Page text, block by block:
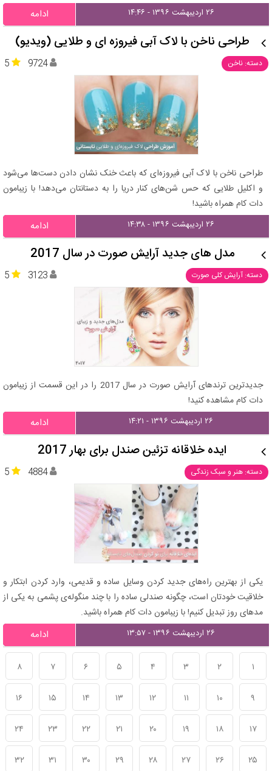
۲۶ اردیبهشت ۱۳۹۶ - ۱۴:۴۶ ادامه
طراحی ناخن با لاک آبی فیروزه ای و طلایی (ویدیو)
دسته: ناخن 5 9724
طراحی ناخن با لاک آبی فیروزه‌ای که باعث خنک نشان دادن دست‌ها می‌شود
و اکلیل طلایی که حس شن‌های کنار دریا را به دستانتان می‌دهد! با زیبامون
دات کام همراه باشید!
۲۶ اردیبهشت ۱۳۹۶ - ۱۴:۳۸ ادامه
مدل های جدید آرایش صورت در سال 2017
دسته: آرایش کلی صورت 5 3123
جدیدترین ترندهای آرایش صورت در سال 2017 را در این قسمت از زیبامون
دات کام مشاهده کنید!
۲۶ اردیبهشت ۱۳۹۶ - ۱۴:۲۱ ادامه
ایده خلاقانه تزئین صندل برای بهار 2017
دسته: هنر و سبک زندگی 5 4884
یکی از بهترین راه‌های جدید کردن وسایل ساده و قدیمی، وارد کردن ابتکار و
خلاقیت خودتان است، چگونه صندلی ساده را با چند منگوله‌ی پشمی به یکی از
مدهای روز تبدیل کنیم! با زیبامون دات کام همراه باشید.
۲۶ اردیبهشت ۱۳۹۶ - ۱۳:۵۷ ادامه
۱ ۲ ۳ ۴ ۵ ۶ ۷ ۸
۹ ۱۰ ۱۱ ۱۲ ۱۳ ۱۴ ۱۵ ۱۶
۱۷ ۱۸ ۱۹ ۲۰ ۲۱ ۲۲ ۲۳ ۲۴
۲۵ ۲۶ ۲۷ ۲۸ ۲۹ ۳۰ ۳۱ ۳۲